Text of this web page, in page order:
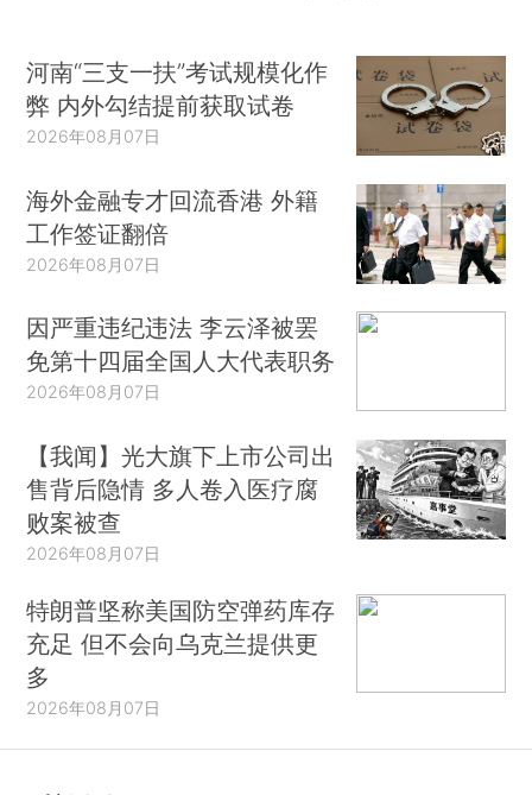
河南“三支一扶”考试规模化作
弊 内外勾结提前获取试卷
2026年08月07日
海外金融专才回流香港 外籍
工作签证翻倍
2026年08月07日
因严重违纪违法 李云泽被罢
免第十四届全国人大代表职务
2026年08月07日
【我闻】光大旗下上市公司出
售背后隐情 多人卷入医疗腐
败案被查
2026年08月07日
特朗普坚称美国防空弹药库存
充足 但不会向乌克兰提供更
多
2026年08月07日